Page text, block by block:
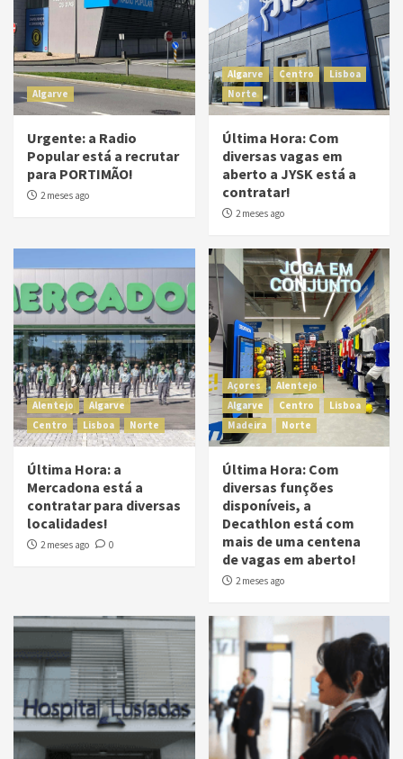
Algarve
Urgente: a Radio
Popular está a recrutar
para PORTIMÃO!
2 meses ago
Algarve Centro
Lisboa
Norte
Última Hora: Com
diversas vagas em
aberto a JYSK está a
contratar!
2 meses ago
Alentejo
Algarve
Centro
Lisboa Norte
Última Hora: a
Mercadona está a
contratar para diversas
localidades!
2 meses ago 0
Açores
Alentejo
Algarve
Centro
Lisboa
Madeira
Norte
Última Hora: Com
diversas funções
disponíveis, a
Decathlon está com
mais de uma centena
de vagas em aberto!
2 meses ago